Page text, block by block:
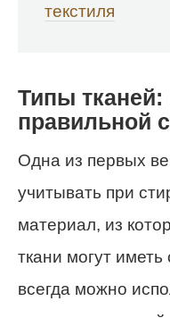
текстиля
Типы тканей:
правильной
Одна из первых
учитывать при
материал, из
ткани могут
всегда можно